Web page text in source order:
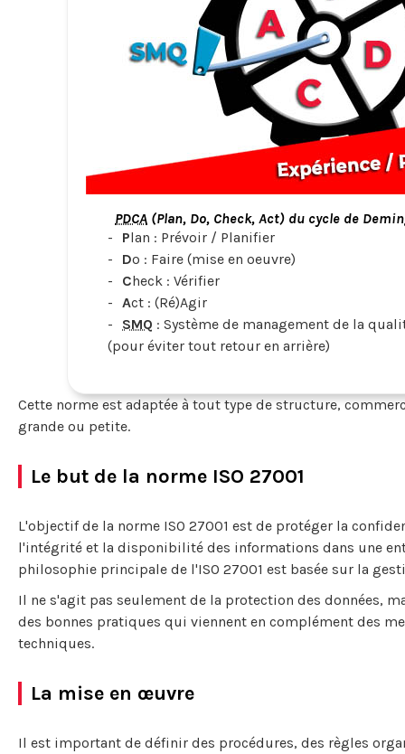
PDCA (Plan, Do, Check, Act) du cycle de
Plan : Prévoir / Planifier
Do : Faire (mise en oeuvre)
Check : Vérifier
Act : (Ré)Agir
SMQ : Système de management de la
(pour éviter tout retour en arrière)
Cette norme est adaptée à tout type de structure,
grande ou petite.
Le but de la norme ISO 27001
L'objectif de la norme ISO 27001 est de protéger la
l'intégrité et la disponibilité des informations dans une
philosophie principale de l'ISO 27001 est basée sur la
Il ne s'agit pas seulement de la protection des données,
des bonnes pratiques qui viennent en complément des
techniques.
La mise en œuvre
Il est important de définir des procédures, des règles